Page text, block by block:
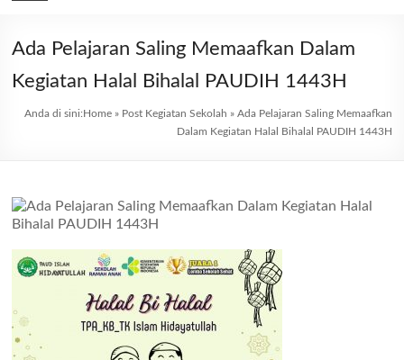
Ada Pelajaran Saling Memaafkan Dalam
Kegiatan Halal Bihalal PAUDIH 1443H
Anda di sini:Home» Post Kegiatan Sekolah » Ada Pelajaran Saling Memaafkan
Dalam Kegiatan Halal Bihalal PAUDIH 1443H